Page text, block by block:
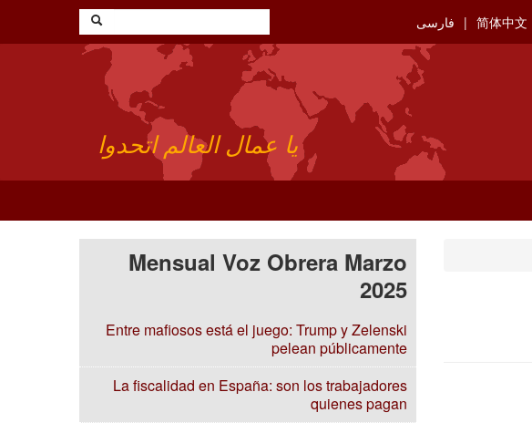
简体中文 فارسی
يا عمال العالم اتحدوا
Mensual Voz Obrera Marzo
2025
Entre mafiosos está el juego: Trump y Zelenski
pelean públicamente
La fiscalidad en España: son los trabajadores
quienes pagan